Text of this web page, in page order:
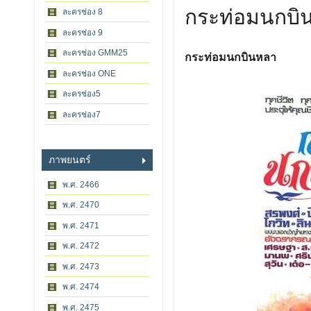
ละครช่อง 8
ละครช่อง 9
ละครช่อง GMM25
ละครช่อง ONE
ละครช่อง5
ละครช่อง7
ภาพยนตร์
พ.ศ. 2466
พ.ศ. 2470
พ.ศ. 2471
พ.ศ. 2472
พ.ศ. 2473
พ.ศ. 2474
พ.ศ. 2475
กระท่อมนกบิ
กระท่อมนกบินหลา